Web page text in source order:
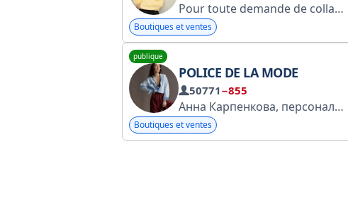
Pour toute demande de collaboration, veuillez contacter @Alesya_Kr
Boutiques et ventes
publique
POLICE DE LA MODE
50771−855
Анна Карпенкова, персональный стилист. Веду журнал о моде и стиле. Образы на каждый день, идеи, стилизации и правильные покупки
Boutiques et ventes